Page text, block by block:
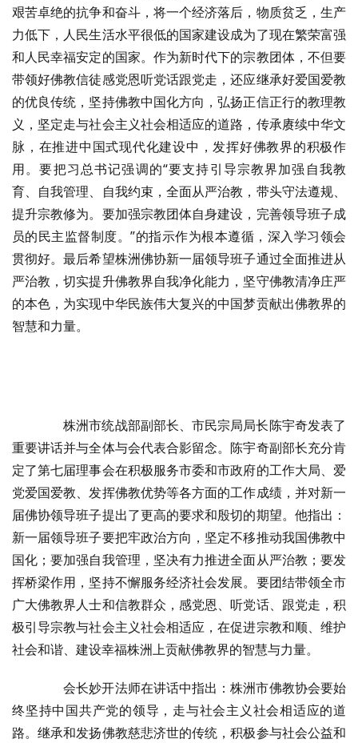
艰苦卓绝的抗争和奋斗，将一个经济落后，物质贫乏，生产
力低下，人民生活水平很低的国家建设成为了现在繁荣富强
和人民幸福安定的国家。作为新时代下的宗教团体，不但要
带领好佛教信徒感党恩听党话跟党走，还应继承好爱国爱教
的优良传统，坚持佛教中国化方向，弘扬正信正行的教理教
义，坚定走与社会主义社会相适应的道路，传承赓续中华文
脉，在推进中国式现代化建设中，发挥好佛教界的积极作
用。要把习总书记强调的“要支持引导宗教界加强自我教
育、自我管理、自我约束，全面从严治教，带头守法遵规、
提升宗教修为。要加强宗教团体自身建设，完善领导班子成
员的民主监督制度。”的指示作为根本遵循，深入学习领会
贯彻好。最后希望株洲佛协新一届领导班子通过全面推进从
严治教，切实提升佛教界自我净化能力，坚守佛教清净庄严
的本色，为实现中华民族伟大复兴的中国梦贡献出佛教界的
智慧和力量。
株洲市统战部副部长、市民宗局局长陈宇奇发表了
重要讲话并与全体与会代表合影留念。陈宇奇副部长充分肯
定了第七届理事会在积极服务市委和市政府的工作大局、爱
党爱国爱教、发挥佛教优势等各方面的工作成绩，并对新一
届佛协领导班子提出了更高的要求和殷切的期望。他指出：
新一届领导班子要把牢政治方向，坚定不移推动我国佛教中
国化；要加强自我管理，坚决有力推进全面从严治教；要发
挥桥梁作用，坚持不懈服务经济社会发展。要团结带领全市
广大佛教界人士和信教群众，感党恩、听党话、跟党走，积
极引导宗教与社会主义社会相适应，在促进宗教和顺、维护
社会和谐、建设幸福株洲上贡献佛教界的智慧与力量。
会长妙开法师在讲话中指出：株洲市佛教协会要始
终坚持中国共产党的领导，走与社会主义社会相适应的道
路。继承和发扬佛教慈悲济世的传统，积极参与社会公益和